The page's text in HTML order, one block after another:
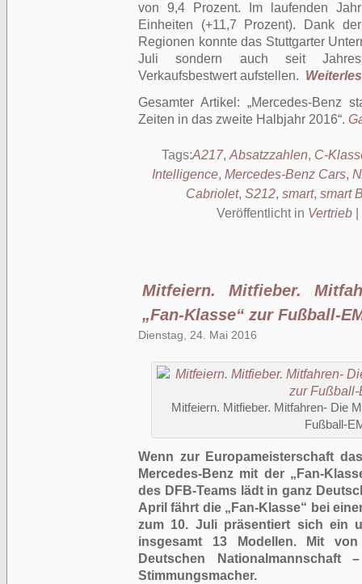
von 9,4 Prozent. Im laufenden
Einheiten (+11,7 Prozent). Dank
Regionen konnte das Stuttgarter
Juli sondern auch seit
Verkaufsbestwert aufstellen.
Gesamter Artikel: Mercedes-Benz
Zeiten in das zweite Halbjahr 2016 .
Tags:A217, Absatzzahlen, C-
Intelligence, Mercedes-Benz Cars,
Cabriolet, S212, smart, smart
Veröffentlicht in Vertrieb
Mitfeiern. Mitfieber.
„Fan-Klasse“ zur Fußball-
Dienstag, 24. Mai 2016
Mitfeiern. Mitfieber. Mitfahren- Die
Fußball-
Wenn zur Europameisterschaft
Mercedes-Benz mit der „Fan-
des DFB-Teams lädt in ganz
April fährt die „Fan-Klasse“ bei
zum 10. Juli präsentiert sich ein
insgesamt 13 Modellen. Mit
Deutschen
Stimmungsmacher.